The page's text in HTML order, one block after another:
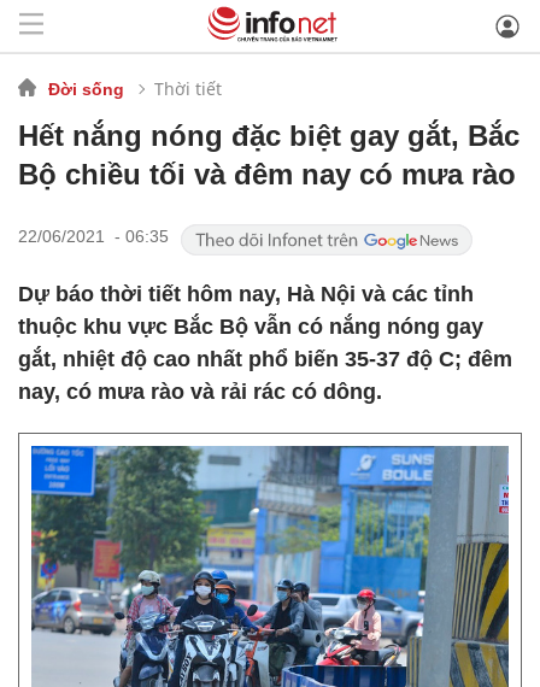
Đời sống Thời tiết
Hết nắng nóng đặc biệt gay gắt, Bắc
Bộ chiều tối và đêm nay có mưa rào
22/06/2021 - 06:35
Dự báo thời tiết hôm nay, Hà Nội và các tỉnh
thuộc khu vực Bắc Bộ vẫn có nắng nóng gay
gắt, nhiệt độ cao nhất phổ biến 35-37 độ C; đêm
nay, có mưa rào và rải rác có dông.